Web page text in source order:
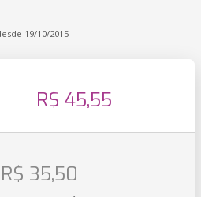
19/10/2015
R$ 45,55
R$ 35,50